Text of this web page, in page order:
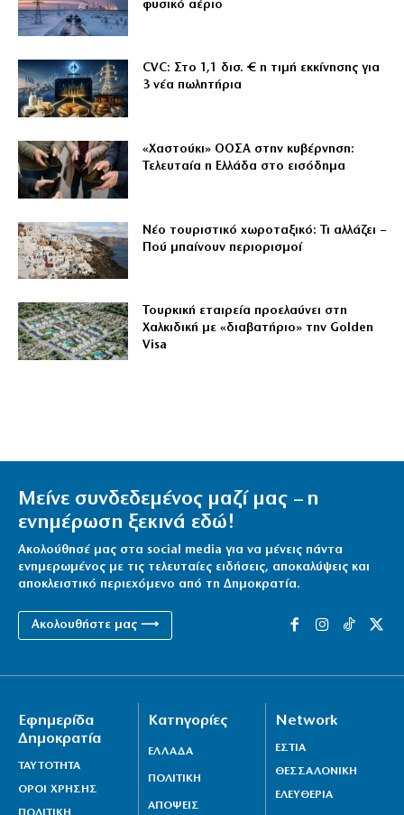
φυσικό αέριο
CVC: Στο 1,1 δισ. € η τιμή εκκίνησης για
3 νέα πωλητήρια
«Χαστούκι» ΟΟΣΑ στην κυβέρνηση:
Τελευταία η Ελλάδα στο εισόδημα
Νέο τουριστικό χωροταξικό: Τι αλλάζει –
Πού μπαίνουν περιορισμοί
Τουρκική εταιρεία προελαύνει στη
Χαλκιδική με «διαβατήριο» την Golden
Visa
Μείνε συνδεδεμένος μαζί μας – η
ενημέρωση ξεκινά εδώ!
Ακολούθησέ μας στα social media για να μένεις πάντα
ενημερωμένος με τις τελευταίες ειδήσεις, αποκαλύψεις και
αποκλειστικό περιεχόμενο από τη Δημοκρατία.
Ακολουθήστε μας ⟶
Εφημερίδα
Δημοκρατία
ΤΑΥΤΟΤΗΤΑ
ΟΡΟΙ ΧΡΗΣΗΣ
Κατηγορίες
ΕΛΛΑΔΑ
ΠΟΛΙΤΙΚΗ
ΑΠΟΨΕΙΣ
Network
ΕΣΤΙΑ
ΘΕΣΣΑΛΟΝΙΚΗ
ΕΛΕΥΘΕΡΙΑ